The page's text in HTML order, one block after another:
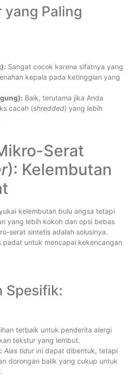
yang Paling
Sangat cocok karena sifatnya yang
kepala pada ketinggian yang
Baik, terutama jika Anda
cacah (shredded) yang lebih
Serat
): Kelembutan
kelembutan bulu angsa tetapi
yang lebih kokoh dan opsi bebas
serat sintetis adalah solusinya.
padat untuk mencapai kekencangan
Spesifik:
terbaik untuk penderita alergi
tekstur yang lembut.
Alas tidurini dapat dibentuk, tetapi
dorongan balik yang cukup untuk